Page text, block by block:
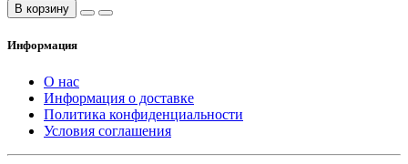
В корзину
Информация
О нас
Информация о доставке
Политика конфиденциальности
Условия соглашения